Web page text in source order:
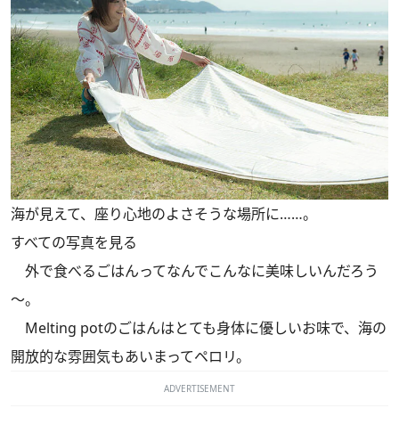
海が見えて、座り心地のよさそうな場所に……。
すべての写真を見る
外で食べるごはんってなんでこんなに美味しいんだろう
～。
Melting potのごはんはとても身体に優しいお味で、海の
開放的な雰囲気もあいまってペロリ。
ADVERTISEMENT